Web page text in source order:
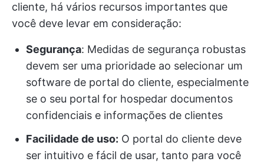
cliente, há vários recursos importantes que
você deve levar em consideração:
Segurança: Medidas de segurança robustas
devem ser uma prioridade ao selecionar um
software de portal do cliente, especialmente
se o seu portal for hospedar documentos
confidenciais e informações de clientes
Facilidade de uso: O portal do cliente deve
ser intuitivo e fácil de usar, tanto para você